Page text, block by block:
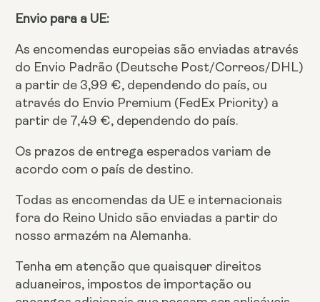
Envio para a UE:
As encomendas europeias são enviadas através
do Envio Padrão (Deutsche Post/Correos/DHL)
a partir de 3,99 €, dependendo do país, ou
através do Envio Premium (FedEx Priority) a
partir de 7,49 €, dependendo do país.
Os prazos de entrega esperados variam de
acordo com o país de destino.
Todas as encomendas da UE e internacionais
fora do Reino Unido são enviadas a partir do
nosso armazém na Alemanha.
Tenha em atenção que quaisquer direitos
aduaneiros, impostos de importação ou